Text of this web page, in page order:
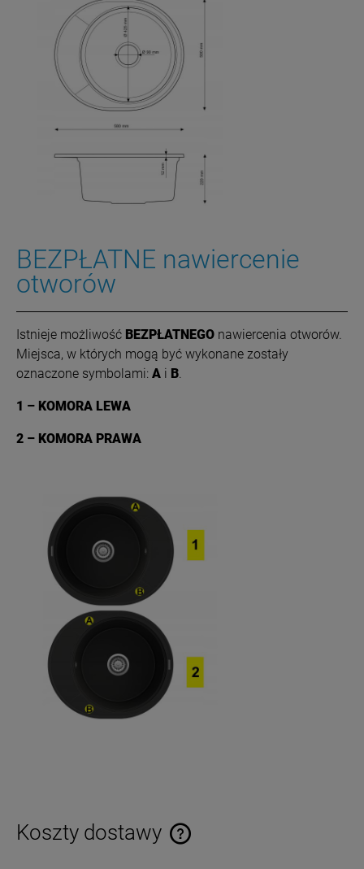
BEZPŁATNE nawiercenie
otworów
Istnieje możliwość BEZPŁATNEGO nawiercenia otworów.
Miejsca, w których mogą być wykonane zostały
oznaczone symbolami: A i B
1 – KOMORA LEWA
2 – KOMORA PRAWA
Koszty dostawy
Cena nie zawiera ewentualnych kosztów płatności